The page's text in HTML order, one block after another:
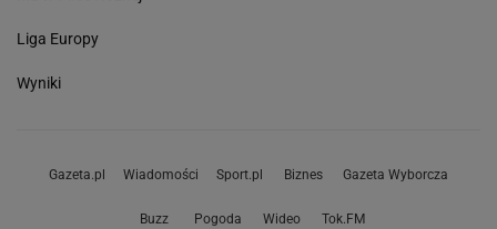
Liga Europy
Wyniki
Gazeta.pl Wiadomości Sport.pl Biznes Gazeta Wyborcza
Buzz Pogoda Wideo Tok.FM